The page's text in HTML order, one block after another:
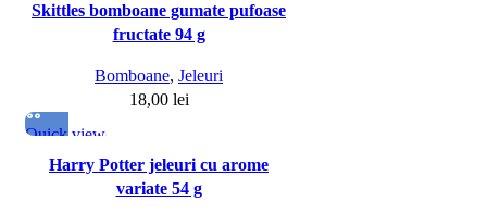
Skittles bomboane gumate pufoase
fructate 94 g
Bomboane, Jeleuri
18,00 lei
Quick view
Harry Potter jeleuri cu arome
variate 54 g